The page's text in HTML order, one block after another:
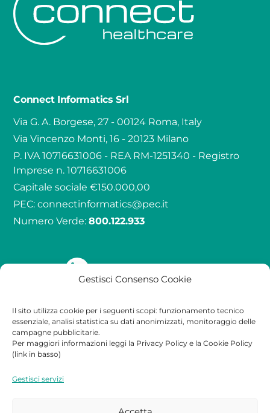
Gestisci Consenso Cookie
Il sito utilizza cookie per i seguenti scopi: funzionamento tecnico
essenziale, analisi statistica su dati anonimizzati, monitoraggio delle
campagne pubblicitarie.
Per maggiori informazioni leggi la Privacy Policy e la Cookie Policy
(link in basso)
Gestisci servizi
Connect Informatics Srl
Via G. A. Borgese, 27 - 00124 Roma, Italy
Via Vincenzo Monti, 16 - 20123 Milano
P. IVA 10716631006 - REA RM-1251340 - Registro
Imprese n. 10716631006
Capitale sociale €150.000,00
PEC:connectinformatics@pec.it
Numero Verde:800.122.933
Qualità
Certificazioni
Contatti
Contatti
Legale
Privacy Policy